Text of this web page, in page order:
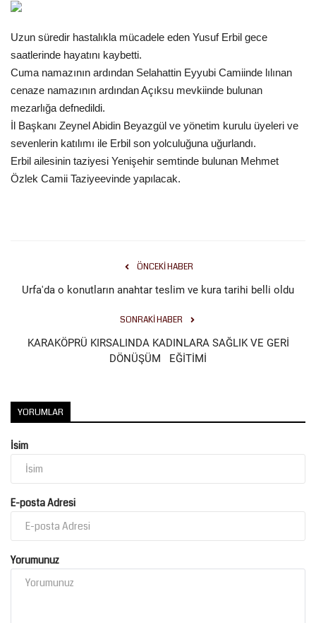
Spor
Gündem
Tekno Bilim
Ekonomi
Siyaset
Künye
Uzun süredir hastalıkla mücadele eden Yusuf Erbil gece
saatlerinde hayatını kaybetti.
Cuma namazının ardından Selahattin Eyyubi Camiinde lılınan
cenaze namazının ardından Açıksu mevkiinde bulunan
mezarlığa defnedildi.
İl Başkanı Zeynel Abidin Beyazgül ve yönetim kurulu üyeleri ve
sevenlerin katılımı ile Erbil son yolculuğuna uğurlandı.
Erbil ailesinin taziyesi Yenişehir semtinde bulunan Mehmet
Özlek Camii Taziyeevinde yapılacak.
ÖNCEKI HABER
Urfa'da o konutların anahtar teslim ve kura tarihi belli oldu
SONRAKI HABER
KARAKÖPRÜ KIRSALINDA KADINLARA SAĞLIK VE GERİ
DÖNÜŞÜM EĞİTİMİ
YORUMLAR
İsim
E-posta Adresi
Yorumunuz